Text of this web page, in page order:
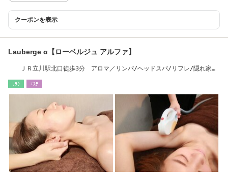
クーポンを表示
Lauberge α【ローベルジュ アルファ】
ＪＲ立川駅北口徒歩3分 アロマ／リンパ/ヘッドスパ/リフレ/隠れ家サ
ﾘﾗｸ ｴｽﾃ